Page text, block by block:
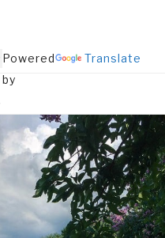
Powered
by
Translate